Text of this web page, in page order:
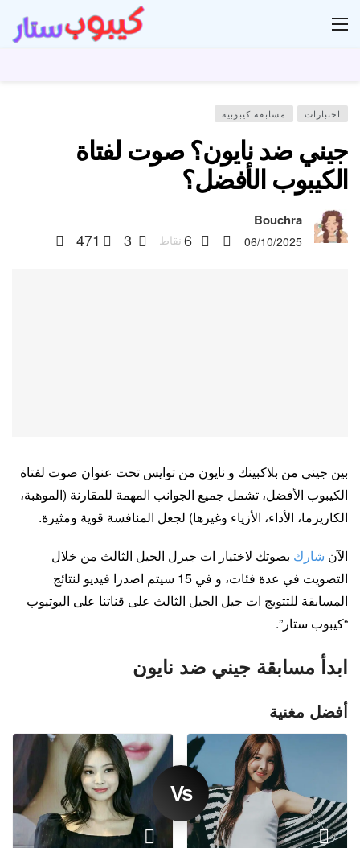
اختبارات مسابقة كيبوبية
جيني ضد نايون؟ صوت لفتاة
الكيبوب الأفضل؟
Bouchra
06/10/2025
6 نقاط 3
471
بين جيني من بلاكبينك و نايون من توايس تحت عنوان صوت لفتاة
الكيبوب الأفضل، تشمل جميع الجوانب المهمة للمقارنة (الموهبة،
الكاريزما، الأداء، الأزياء وغيرها) لجعل المنافسة قوية ومثيرة.
الآن شارك بصوتك لاختيار ات جيرل الجيل الثالث من خلال
التصويت في عدة فئات، و في 15 سيتم اصدرا فيديو لنتائج
المسابقة للتتويج ات جيل الجيل الثالث على قناتنا على اليوتيوب
“كيبوب ستار”.
ابدأ مسابقة جيني ضد نايون
أفضل مغنية